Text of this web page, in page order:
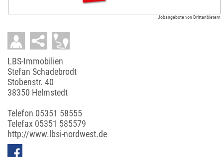
Jobangebote von Drittanbietern
LBS-Immobilien
Stefan Schadebrodt
Stobenstr. 40
38350 Helmstedt
Telefon 05351 58555
Telefax 05351 585579
http://www.lbsi-nordwest.de